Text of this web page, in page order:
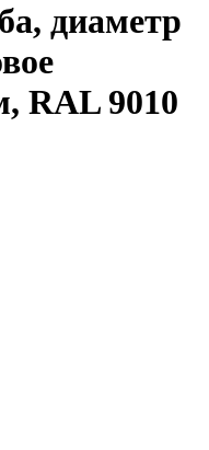
диаметр
RAL 9010